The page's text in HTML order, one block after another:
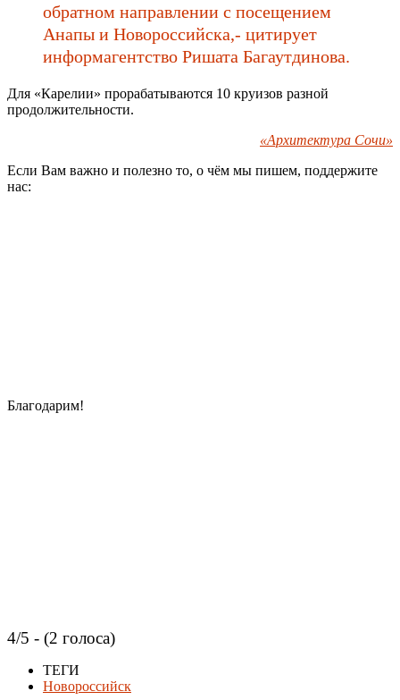
обратном направлении с посещением
Анапы и Новороссийска,- цитирует
информагентство Ришата Багаутдинова.
Для «Карелии» прорабатываются 10 круизов разной
продолжительности.
«Архитектура Сочи»
Если Вам важно и полезно то, о чём мы пишем, поддержите
нас:
Благодарим!
4/5 - (2 голоса)
ТЕГИ
Новороссийск